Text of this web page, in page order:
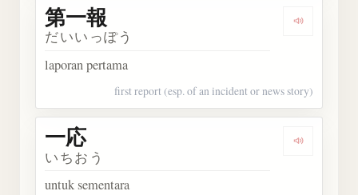
第一報
だいいっぽう
laporan pertama
first report (esp. of an incident or news story)
一応
いちおう
untuk sementara